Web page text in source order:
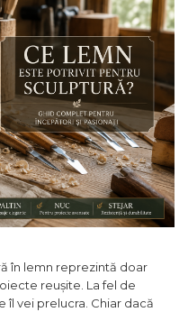
în lemn reprezintă doar
reușite. La fel de
îl vei prelucra. Chiar dacă